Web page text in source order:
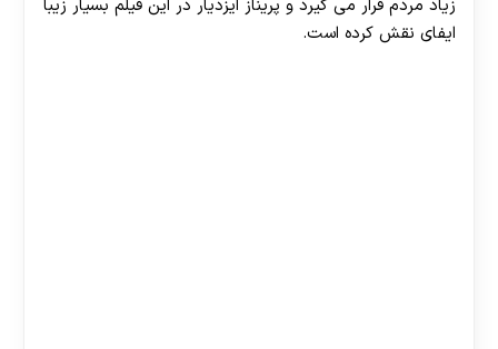
زیاد مردم قرار می‌ گیرد و پریناز ایزدیار در این فیلم بسیار زیبا
ایفای نقش کرده است.